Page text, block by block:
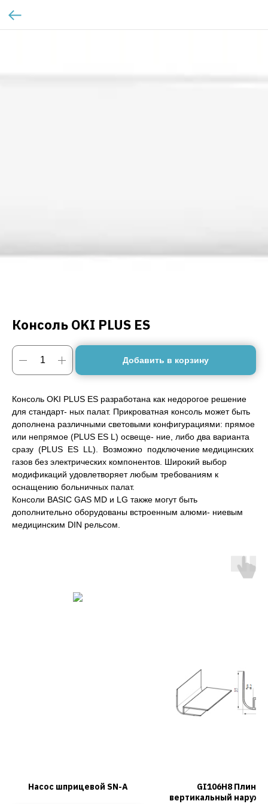
Консоль OKI PLUS ES
Добавить в корзину
Консоль OKI PLUS ES разработана как недорогое решение
для стандарт- ных палат. Прикроватная консоль может быть
дополнена различными световыми конфигурациями: прямое
или непрямое (PLUS ES L) освеще- ние, либо два варианта
сразу (PLUS ES LL). Возможно подключение медицинских
газов без электрических компонентов. Широкий выбор
модификаций удовлетворяет любым требованиям к
оснащению больничных палат.
Консоли BASIC GAS MD и LG также могут быть
дополнительно оборудованы встроенным алюми- ниевым
медицинским DIN рельсом.
Насос шприцевой SN-А
GI106H8
вертикальный